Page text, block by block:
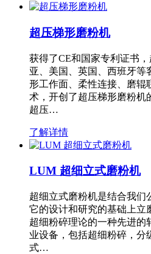
超压梯形磨粉机
获得了CE和国家专利证书
亚、美国、英国、西班牙等
形工作面、柔性连接、磨辊
术，开创了超压梯形磨粉机
超压…
了解详情
LUM 超细立式磨粉机
超细立式磨粉机是结合我们
它的设计和研究的基础上立
超细粉碎理论的一种先进的
业设备，包括超细粉碎，
式…